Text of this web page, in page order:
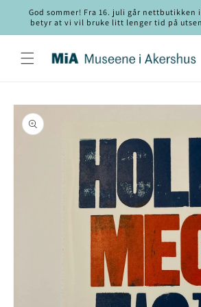
innholdet
God sommer! Fra 16. juli går nettbutikken
betyr at vi vil bruke litt lenger tid på